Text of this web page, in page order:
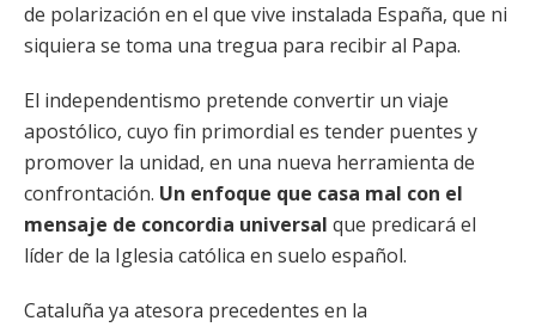
de polarización en el que vive instalada España, que ni
siquiera se toma una tregua para recibir al Papa.
El independentismo pretende convertir un viaje
apostólico, cuyo fin primordial es tender puentes y
promover la unidad, en una nueva herramienta de
confrontación. Un enfoque que casa mal con el
mensaje de concordia universal que predicará el
líder de la Iglesia católica en suelo español.
Cataluña ya atesora precedentes en la